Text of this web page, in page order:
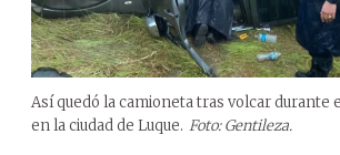
Así quedó la camioneta tras volcar durante
en la ciudad de Luque. Foto: Gentileza.